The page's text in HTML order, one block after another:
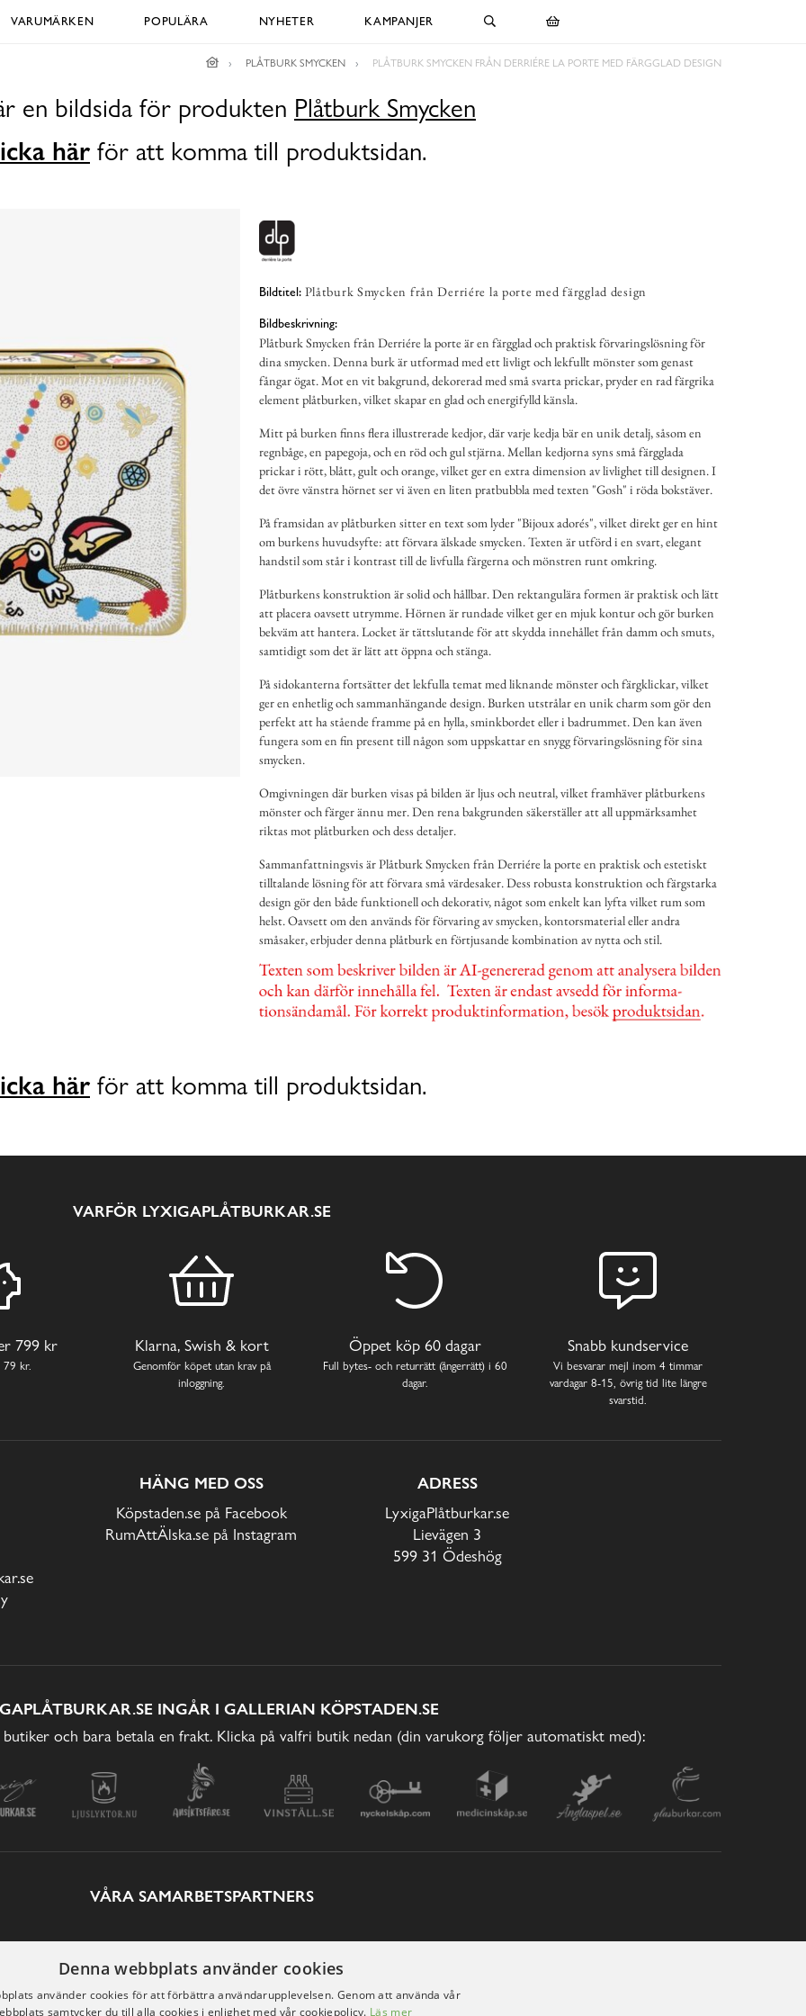
VARUMÄRKEN POPULÄRA NYHETER KAMPANJER
PLÅTBURK SMYCKEN PLÅTBURK SMYCKEN FRÅN DERRIÉRE LA PORTE MED FÄRGGLAD DESIGN
en bildsida för produkten Plåtburk Smycken
här för att komma till produktsidan.
Bildtitel: Plåtburk Smycken från Derriére la porte med färgglad design
Bildbeskrivning:
Plåtburk Smycken från Derriére la porte är en färgglad och praktisk förvaringslösning för
dina smycken. Denna burk är utformad med ett livligt och lekfullt mönster som genast
fångar ögat. Mot en vit bakgrund, dekorerad med små svarta prickar, pryder en rad färgrika
element plåtburken, vilket skapar en glad och energifylld känsla.
Mitt på burken finns flera illustrerade kedjor, där varje kedja bär en unik detalj, såsom en
regnbåge, en papegoja, och en röd och gul stjärna. Mellan kedjorna syns små färgglada
prickar i rött, blått, gult och orange, vilket ger en extra dimension av livlighet till designen. I
det övre vänstra hörnet ser vi även en liten pratbubbla med texten "Gosh" i röda bokstäver.
På framsidan av plåtburken sitter en text som lyder "Bijoux adorés", vilket direkt ger en hint
om burkens huvudsyfte: att förvara älskade smycken. Texten är utförd i en svart, elegant
handstil som står i kontrast till de livfulla färgerna och mönstren runt omkring.
Plåtburkens konstruktion är solid och hållbar. Den rektangulära formen är praktisk och lätt
att placera oavsett utrymme. Hörnen är rundade vilket ger en mjuk kontur och gör burken
bekväm att hantera. Locket är tättslutande för att skydda innehållet från damm och smuts,
samtidigt som det är lätt att öppna och stänga.
På sidokanterna fortsätter det lekfulla temat med liknande mönster och färgklickar, vilket
ger en enhetlig och sammanhängande design. Burken utstrålar en unik charm som gör den
perfekt att ha stående framme på en hylla, sminkbordet eller i badrummet. Den kan även
fungera som en fin present till någon som uppskattar en snygg förvaringslösning för sina
smycken.
Omgivningen där burken visas på bilden är ljus och neutral, vilket framhäver plåtburkens
mönster och färger ännu mer. Den rena bakgrunden säkerställer att all uppmärksamhet
riktas mot plåtburken och dess detaljer.
Sammanfattningsvis är Plåtburk Smycken från Derriére la porte en praktisk och estetiskt
tilltalande lösning för att förvara små värdesaker. Dess robusta konstruktion och färgstarka
design gör den både funktionell och dekorativ, något som enkelt kan lyfta vilket rum som
helst. Oavsett om den används för förvaring av smycken, kontorsmaterial eller andra
småsaker, erbjuder denna plåtburk en förtjusande kombination av nytta och stil.
här för att komma till produktsidan.
VARFÖR LYXIGAPLÅTBURKAR.SE
799 kr
79 kr.
Klarna, Swish & kort
Genomför köpet utan krav på
inloggning.
Öppet köp 60 dagar
Full bytes- och returrätt (ångerrätt) i 60
dagar.
Snabb kundservice
Vi besvarar mejl inom 4 timmar
vardagar 8-15, övrig tid lite längre
svarstid.
HÄNG MED OSS
Köpstaden.se på Facebook
RumAttÄlska.se på Instagram
ADRESS
LyxigaPlåtburkar.se
Lievägen 3
599 31 Ödeshög
INGÅR I GALLERIAN KÖPSTADEN.SE
och bara betala en frakt. Klicka på valfri butik nedan (din varukorg följer automatiskt med):
VÅRA SAMARBETSPARTNERS
Denna webbplats använder cookies
använder cookies för att förbättra användarupplevelsen. Genom att använda vår
samtycker du till alla cookies i enlighet med vår cookiepolicy. Läs mer